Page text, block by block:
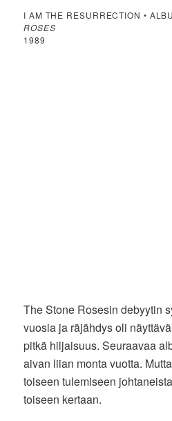
I AM THE RESURRECTION •
ROSES
1989
The Stone Rosesin debyytin
vuosia ja räjähdys oli
pitkä hiljaisuus. Seuraavaa
aivan liian monta vuotta.
toiseen tulemiseen
toiseen kertaan.